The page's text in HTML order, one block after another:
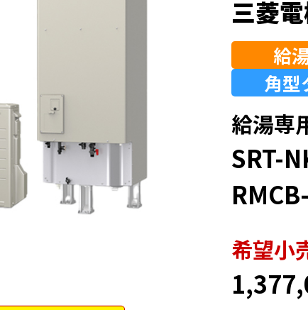
三菱
給
角型
給湯専
SRT-
希望⼩